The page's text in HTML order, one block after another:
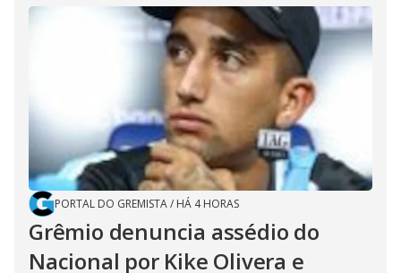
PORTAL DO GREMISTA/ HÁ 4 HORAS
Grêmio denuncia assédio do
Nacional por Kike Olivera e